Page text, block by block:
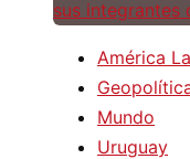
América
Mundo
Uruguay